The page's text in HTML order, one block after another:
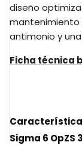
diseño
mantenimiento
antimonio y
Ficha técnica
Sigma 6 OpZS